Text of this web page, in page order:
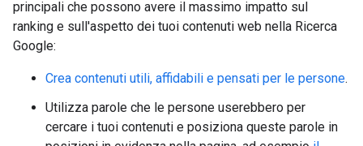
principali che possono avere il massimo impatto sul
ranking e sull'aspetto dei tuoi contenuti web nella Ricerca
Google:
Crea contenuti utili, affidabili e pensati per le persone.
Utilizza parole che le persone userebbero per
cercare i tuoi contenuti e posiziona queste parole in